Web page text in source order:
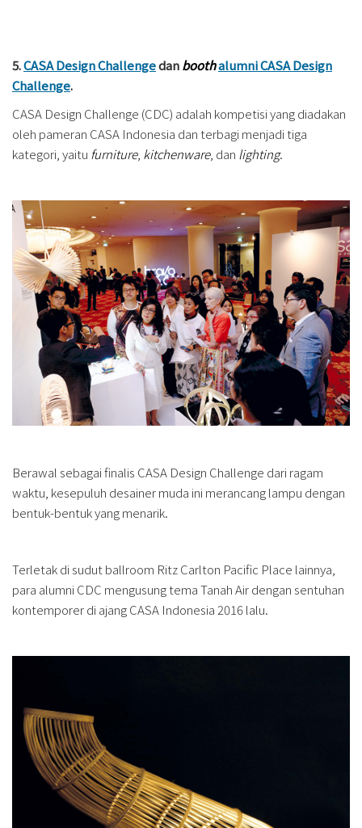
5.CASA Design Challengedanboothalumni CASA Design
Challenge.
CASA Design Challenge (CDC) adalah kompetisi yang diadakan
oleh pameran CASA Indonesia dan terbagi menjadi tiga
kategori, yaitu furniture, kitchenware, dan lighting.
Berawal sebagai finalis CASA Design Challenge dari ragam
waktu, kesepuluh desainer muda ini merancang lampu dengan
bentuk-bentuk yang menarik.
Terletak di sudut ballroom Ritz Carlton Pacific Place lainnya,
para alumni CDC mengusung tema Tanah Air dengan sentuhan
kontemporer di ajang CASA Indonesia 2016 lalu.